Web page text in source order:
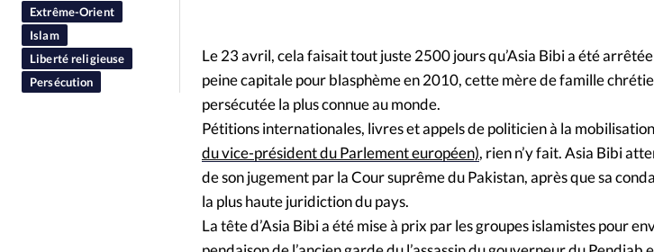
Extrême-Orient
Islam
Liberté religieuse
Persécution
Le 23 avril, cela faisait tout juste 2500 jours qu’Asia Bibi a été
peine capitale pour blasphème en 2010, cette mère de famille
persécutée la plus connue au monde.
Pétitions internationales, livres et appels de politicien à la mobilisation
du vice-président du Parlement européen), rien n’y fait. Asia Bibi
de son jugement par la Cour suprême du Pakistan, après que sa
la plus haute juridiction du pays.
La tête d’Asia Bibi a été mise à prix par les groupes islamistes pour